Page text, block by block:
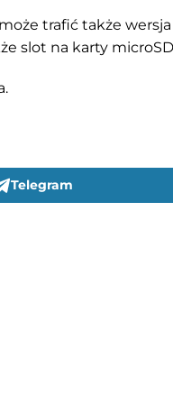
trafić także wersja
slot na karty
Telegram